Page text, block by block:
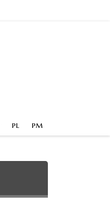
pl pm